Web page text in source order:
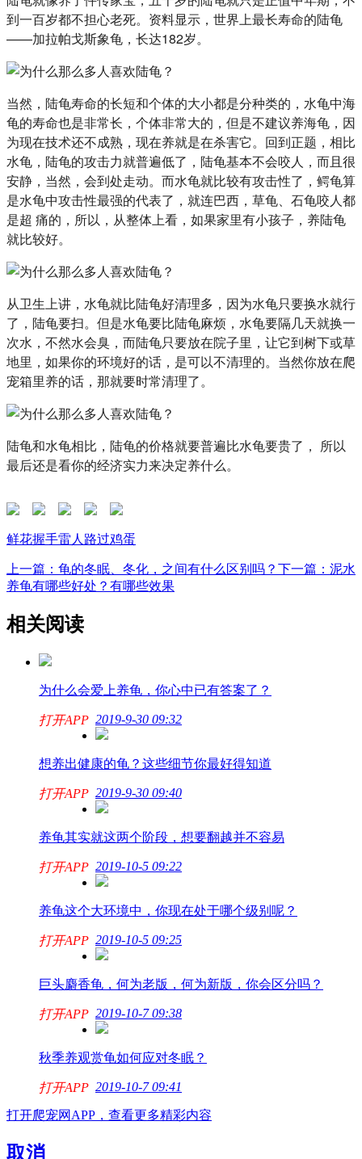
到一百岁都不担心老死。资料显示，世界上最长寿命的陆龟
——加拉帕戈斯象龟，长达182岁。
当然，陆龟寿命的长短和个体的大小都是分种类的，水龟中海
龟的寿命也是非常长，个体非常大的，但是不建议养海龟，因
为现在技术还不成熟，现在养就是在杀害它。回到正题，相比
水龟，陆龟的攻击力就普遍低了，陆龟基本不会咬人，而且很
安静，当然，会到处走动。而水龟就比较有攻击性了，鳄龟算
是水龟中攻击性最强的代表了，就连巴西，草龟、石龟咬人都
是超 痛的，所以，从整体上看，如果家里有小孩子，养陆龟
就比较好。
从卫生上讲，水龟就比陆龟好清理多，因为水龟只要换水就行
了，陆龟要扫。但是水龟要比陆龟麻烦，水龟要隔几天就换一
次水，不然水会臭，而陆龟只要放在院子里，让它到树下或草
地里，如果你的环境好的话，是可以不清理的。当然你放在爬
宠箱里养的话，那就要时常清理了。
陆龟和水龟相比，陆龟的价格就要普遍比水龟要贵了， 所以
最后还是看你的经济实力来决定养什么。
鲜花握手雷人 路过鸡蛋
上一篇：龟的冬眠、冬化，之间有什么区别吗？ 下一篇：泥水
养龟有哪些好处？有哪些效果
相关阅读
为什么会爱上养龟，你心中已有答案了？
2019-9-30 09:32
打开APP
想养出健康的龟？这些细节你最好得知道
2019-9-30 09:40
打开APP
养龟其实就这两个阶段，想要翻越并不容易
2019-10-5 09:22
打开APP
养龟这个大环境中，你现在处于哪个级别呢？
2019-10-5 09:25
打开APP
巨头麝香龟，何为老版，何为新版，你会区分吗？
2019-10-7 09:38
打开APP
秋季养观赏龟如何应对冬眠？
2019-10-7 09:41
打开APP
打开爬宠网APP，查看更多精彩内容
取消